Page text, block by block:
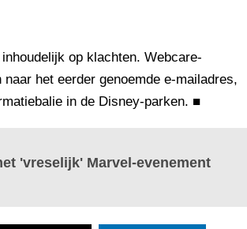
op klachten. Webcare-
het eerder genoemde e-mailadres,
in de Disney-parken. ■
'vreselijk' Marvel-evenement